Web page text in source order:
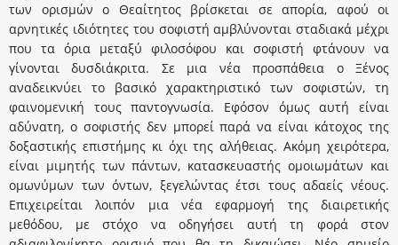
των ορισμών ο Θεαίτητος βρίσκεται σε απορία, αφού οι
αρνητικές ιδιότητες του σοφιστή αμβλύνονται σταδιακά μέχρι
που τα όρια μεταξύ φιλοσόφου και σοφιστή φτάνουν να
γίνονται δυσδιάκριτα. Σε μια νέα προσπάθεια ο Ξένος
αναδεικνύει το βασικό χαρακτηριστικό των σοφιστών, τη
φαινομενική τους παντογνωσία. Εφόσον όμως αυτή είναι
αδύνατη, ο σοφιστής δεν μπορεί παρά να είναι κάτοχος της
δοξαστικής επιστήμης κι όχι της αλήθειας. Ακόμη χειρότερα,
είναι μιμητής των πάντων, κατασκευαστής ομοιωμάτων και
ομωνύμων των όντων, ξεγελώντας έτσι τους αδαείς νέους.
Επιχειρείται λοιπόν μια νέα εφαρμογή της διαιρετικής
μεθόδου, με στόχο να οδηγήσει αυτή τη φορά στον